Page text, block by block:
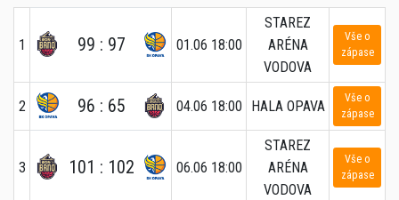
1 99 : 97 01.06 18:00
STAREZ
ARÉNA
VODOVA
Vše o
zápase
2 96 : 65 04.06 18:00 HALA OPAVA
Vše o
zápase
3 101 : 102 06.06 18:00
STAREZ
ARÉNA
VODOVA
Vše o
zápase